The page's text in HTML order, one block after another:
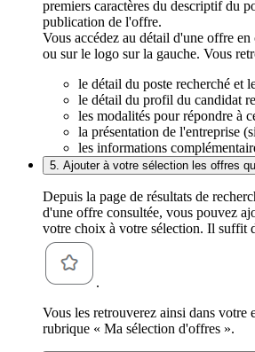
premiers caractères du descriptif du
publication de l'offre.
Vous accédez au détail d'une offre
ou sur le logo sur la gauche. Vous
le détail du poste recherché et
le détail du profil du candidat
les modalités pour répondre à
la présentation de l'entreprise
les informations
5. Ajouter à votre sélection les offres
Depuis la page de résultats de
d'une offre consultée, vous pouvez
votre choix à votre sélection. Il suffit
.
Vous les retrouverez ainsi dans votre
rubrique « Ma sélection d'offres ».